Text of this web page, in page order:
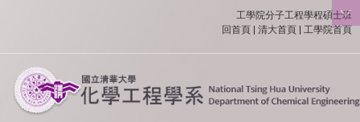
:::
工學院分子工程學程碩士班
回首頁
清大首頁 工學院首頁